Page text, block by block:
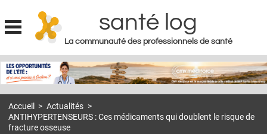
Jump to navigation
santé log
La communauté des professionnels de santé
MON COMPTE
S'ABONNER À LA REVUE SOIN À DOMICILE
Accueil > Actualités >
ANTIHYPERTENSEURS : Ces médicaments qui doublent le risque de
fracture osseuse